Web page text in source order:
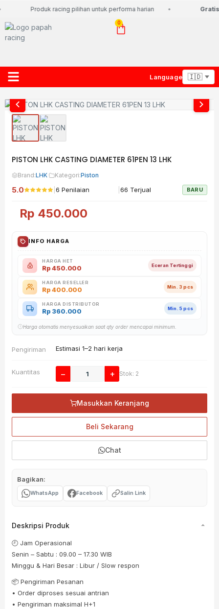
Produk racing pilihan untuk performa harian
0
Language
PISTON LHK CASTING DIAMETER 61PEN 13 LHK
Brand:LHK· Kategori:Piston
5.0 6 Penilaian 66 Terjual BARU
Rp 450.000
INFO HARGA
HARGA HET
Rp450.000 Eceran Tertinggi
HARGA RESELLER
Rp400.000 Min. 3 pcs
HARGA DISTRIBUTOR
Rp 360.000 Min. 5 pcs
Harga otomatis menyesuaikan saat qty order mencapai minimum.
Pengiriman Estimasi 1–2 hari kerja
Kuantitas − + Stok: 2
Masukkan Keranjang
Beli Sekarang
Chat
Bagikan:
WhatsApp Facebook Salin Link
Deskripsi Produk
🕘 Jam Operasional
Senin – Sabtu : 09.00 – 17.30 WIB
Minggu & Hari Besar : Libur / Slow respon
📦 Pengiriman Pesanan
• Order diproses sesuai antrian
• Pengiriman maksimal H+1